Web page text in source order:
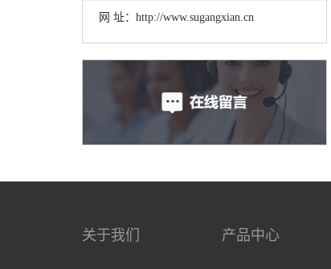
网 址：http://www.sugangxian.cn
关于我们 产品中心